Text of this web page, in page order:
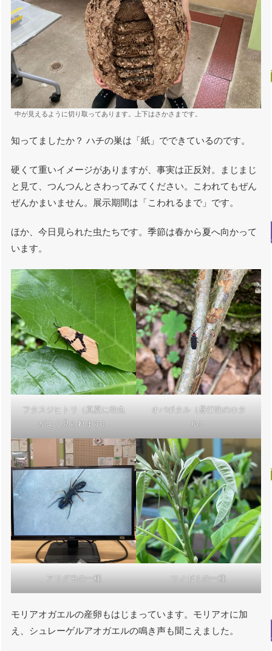
中が見えるように切り取ってあります。上下はさかさまです。
知ってましたか？ ハチの巣は「紙」でできているのです。
硬くて重いイメージがありますが、事実は正反対。まじまじ
と見て、つんつんとさわってみてください。こわれてもぜん
ぜんかまいません。展示期間は「こわれるまで」です。
ほか、今日見られた虫たちです。季節は春から夏へ向かって
います。
フタスジヒトリ（真夏に幼虫
がよく見られます）
オバボタル（昼行性のホタ
ル）
アリグモの一種 ツノゼミの一種
モリアオガエルの産卵もはじまっています。モリアオに加
え、シュレーゲルアオガエルの鳴き声も聞こえました。